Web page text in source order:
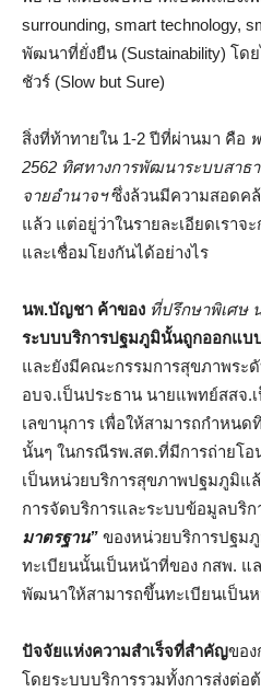
surrounding, smart technology,
พัฒนาที่ยั่งยืน (Sustainability) โด
ชัวร์ (Slow but Sure)
สิ่งที่ท้าทายใน 1-2 ปีที่ผ่านมา คือ
2562 ทิศทางการพัฒนาระบบสาธ
จายอำนาจฯซึ่งล้วนมีความสอดคล้
แล้ว แต่อยู่ว่าในรายละเอียดเรา
และเชื่อมโยงกันได้อย่างไร
นพ.บัญชา ค้าของ ที่ปรึกษาพิเศษ
ระบบบริการปฐมภูมินั้นถูกออกแบ
และยังมีคณะกรรมการสุขภาพระ
อบจ.เป็นประธาน นายแพทย์สสจ.
เลขานุการ เพื่อให้สามารถกำหน
นั้นๆ ในกรณีรพ.สต.ที่มีการถ่ายโ
เป็นหน่วยบริการสุขภาพปฐมภูมิแ
การจัดบริการและระบบข้อมูลบริก
มาตรฐาน” ของหน่วยบริการปฐม
ทะเบียนนั้นเป็นหน้าที่ของ กสพ. แ
พัฒนาให้สามารถขึ้นทะเบียนเป็น
ปัจจัยแห่งความสำเร็จที่สำคัญของ
โดยระบบบริการรวมทั้งการส่งต่